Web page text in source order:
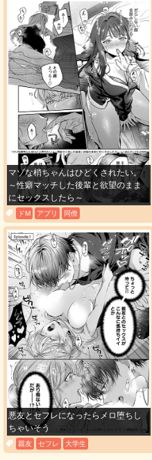
#16
必要ポイ
マゾな梢ちゃんはひどくされたい。
～性癖マッチした後輩と欲望のまま
にセックスしたら～
ドM アプリ 同僚
悪友とセフレになったらメロ堕ちし
ちゃいそう
親友 セフレ 大学生